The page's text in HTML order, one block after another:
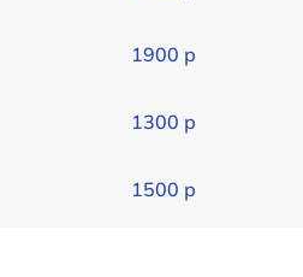
1900 р
1300 р
1500 р